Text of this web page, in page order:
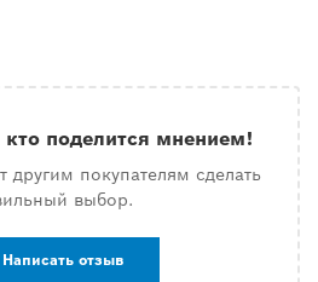
поделится мнением!
покупателям сделать
выбор.
Написать отзыв